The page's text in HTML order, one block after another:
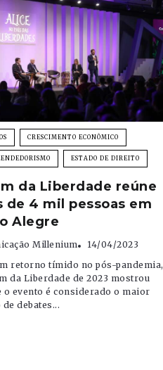
CRESCIMENTO ECONÔMICO
ESTADO DE DIREITO
da Liberdade reúne
de 4 mil pessoas em
Alegre
Millenium
14/04/2023
retorno tímido no pós-pandemia,
da Liberdade de 2023 mostrou
o evento é considerado o maior
de debates...